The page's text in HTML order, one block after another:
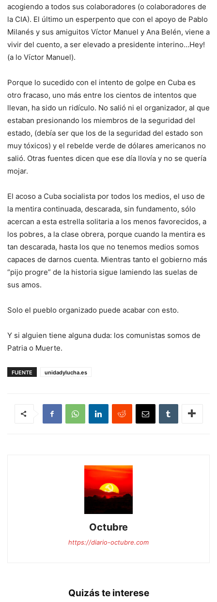
acogiendo a todos sus colaboradores (o colaboradores de
la CIA). El último un esperpento que con el apoyo de Pablo
Milanés y sus amiguitos Víctor Manuel y Ana Belén, viene a
vivir del cuento, a ser elevado a presidente interino…Hey!
(a lo Víctor Manuel).
Porque lo sucedido con el intento de golpe en Cuba es
otro fracaso, uno más entre los cientos de intentos que
llevan, ha sido un ridículo. No salió ni el organizador, al que
estaban presionando los miembros de la seguridad del
estado, (debía ser que los de la seguridad del estado son
muy tóxicos) y el rebelde verde de dólares americanos no
salió. Otras fuentes dicen que ese día llovía y no se quería
mojar.
El acoso a Cuba socialista por todos los medios, el uso de
la mentira continuada, descarada, sin fundamento, sólo
acercan a esta estrella solitaria a los menos favorecidos, a
los pobres, a la clase obrera, porque cuando la mentira es
tan descarada, hasta los que no tenemos medios somos
capaces de darnos cuenta. Mientras tanto el gobierno más
“pijo progre” de la historia sigue lamiendo las suelas de
sus amos.
Solo el pueblo organizado puede acabar con esto.
Y si alguien tiene alguna duda: los comunistas somos de
Patria o Muerte.
FUENTE unidadylucha.es
Octubre
https://diario-octubre.com
Quizás te interese